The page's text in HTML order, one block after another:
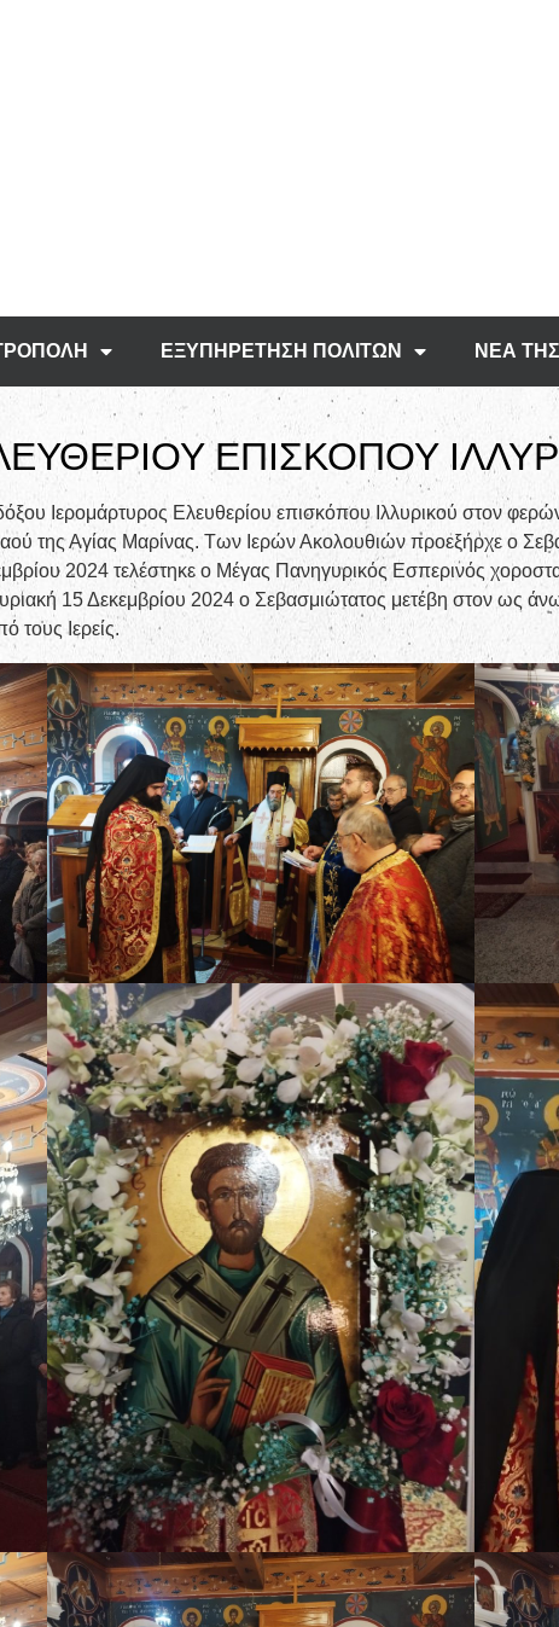
ΕΞΥΠΗΡΕΤΗΣΗ ΠΟΛΙΤΩΝ ΝΕΑ
ΕΠΙΣΚΟΠΟΥ
Ιερομάρτυρος Ελευθερίου επισκόπου Ιλλυρικού στον
της Αγίας Μαρίνας. Των Ιερών Ακολουθιών προεξήρχε ο
2024 τελέστηκε ο Μέγας Πανηγυρικός Εσπερινός
15 Δεκεμβρίου 2024 ο Σεβασμιώτατος μετέβη στον ως
τους Ιερείς.